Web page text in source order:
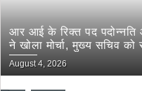
आर आई के रिक्त पद पदोन्नति
ने खोला मोर्चा, मुख्य सचिव को
August 4, 2026